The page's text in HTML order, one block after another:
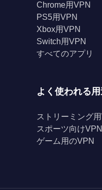
Chrome用VPN
PS5用VPN
Xbox用VPN
Switch用VPN
すべてのアプリ
よく使われる
ストリーミング
スポーツ向けVPN
ゲーム用のVPN